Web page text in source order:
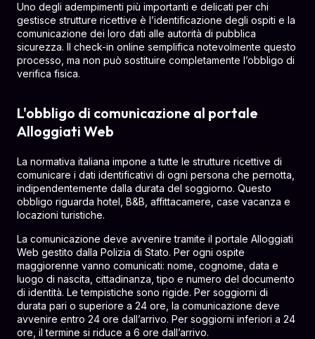
Uno degli adempimenti più importanti e delicati per chi
gestisce strutture ricettive è l’identificazione degli ospiti e la
comunicazione dei loro dati alle autorità di pubblica
sicurezza. Il check-in online semplifica notevolmente questo
processo, ma non può sostituire completamente l’obbligo di
verifica fisica.
L'obbligo di comunicazione al portale
Alloggiati Web
La normativa italiana impone a tutte le strutture ricettive di
comunicare i dati identificativi di ogni persona che pernotta,
indipendentemente dalla durata del soggiorno. Questo
obbligo riguarda hotel, B&B, affittacamere, case vacanza e
locazioni turistiche.
La comunicazione deve avvenire tramite il portale Alloggiati
Web gestito dalla Polizia di Stato. Per ogni ospite
maggiorenne vanno comunicati: nome, cognome, data e
luogo di nascita, cittadinanza, tipo e numero del documento
di identità. Le tempistiche sono rigide. Per soggiorni di
durata pari o superiore a 24 ore, la comunicazione deve
avvenire entro 24 ore dall’arrivo. Per soggiorni inferiori a 24
ore, il termine si riduce a 6 ore dall’arrivo.